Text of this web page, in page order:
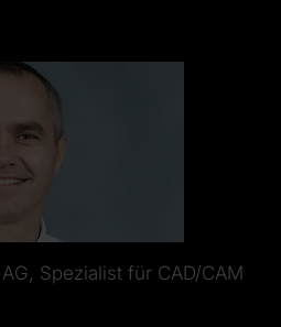
Spezialist für CAD/CAM